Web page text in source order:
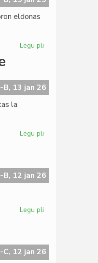
eldonas
Legu pli
aktiva
la
13 jan 26
la
Legu pli
pli
ekskurse,
12 jan 26
Legu pli
Mineapolo
12 jan 26